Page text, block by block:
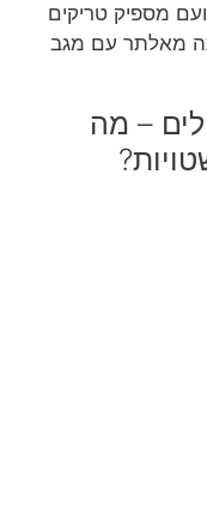
מספיק טריקים
מאלתר עם מגב
– מה